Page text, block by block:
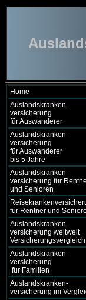
Home
Auslandskranken-
versicherung
für Auswanderer
Auslandskranken-
versicherung
für Auswanderer
bis 5 Jahre
Auslandskranken-
versicherung für
und Senioren
für Rentner und
Auslandskranken-
versicherung weltweit
Versicherungsvergleich
Auslandskranken-
versicherung
für Familien
Auslandskranken-
versicherung im